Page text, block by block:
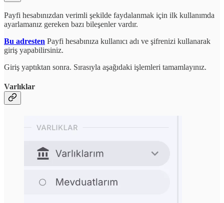
Payfi hesabınızdan verimli şekilde faydalanmak için ilk kullanımda
ayarlamanız gereken bazı bileşenler vardır.
Bu adresten Payfi hesabınıza kullanıcı adı ve şifrenizi kullanarak
giriş yapabilirsiniz.
Giriş yaptıktan sonra. Sırasıyla aşağıdaki işlemleri tamamlayınız.
Varlıklar